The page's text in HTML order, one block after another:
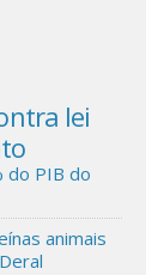
lei
do PIB do
animais